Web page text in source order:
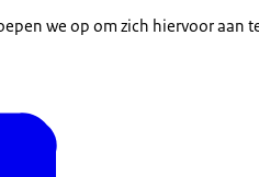
we op om zich hiervoor aan